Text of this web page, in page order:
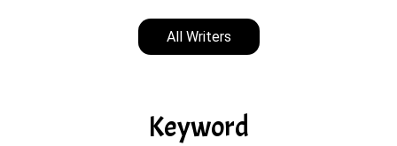
All Writers
Keyword